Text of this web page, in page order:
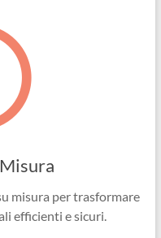
misura per trasformare
efficienti e sicuri.